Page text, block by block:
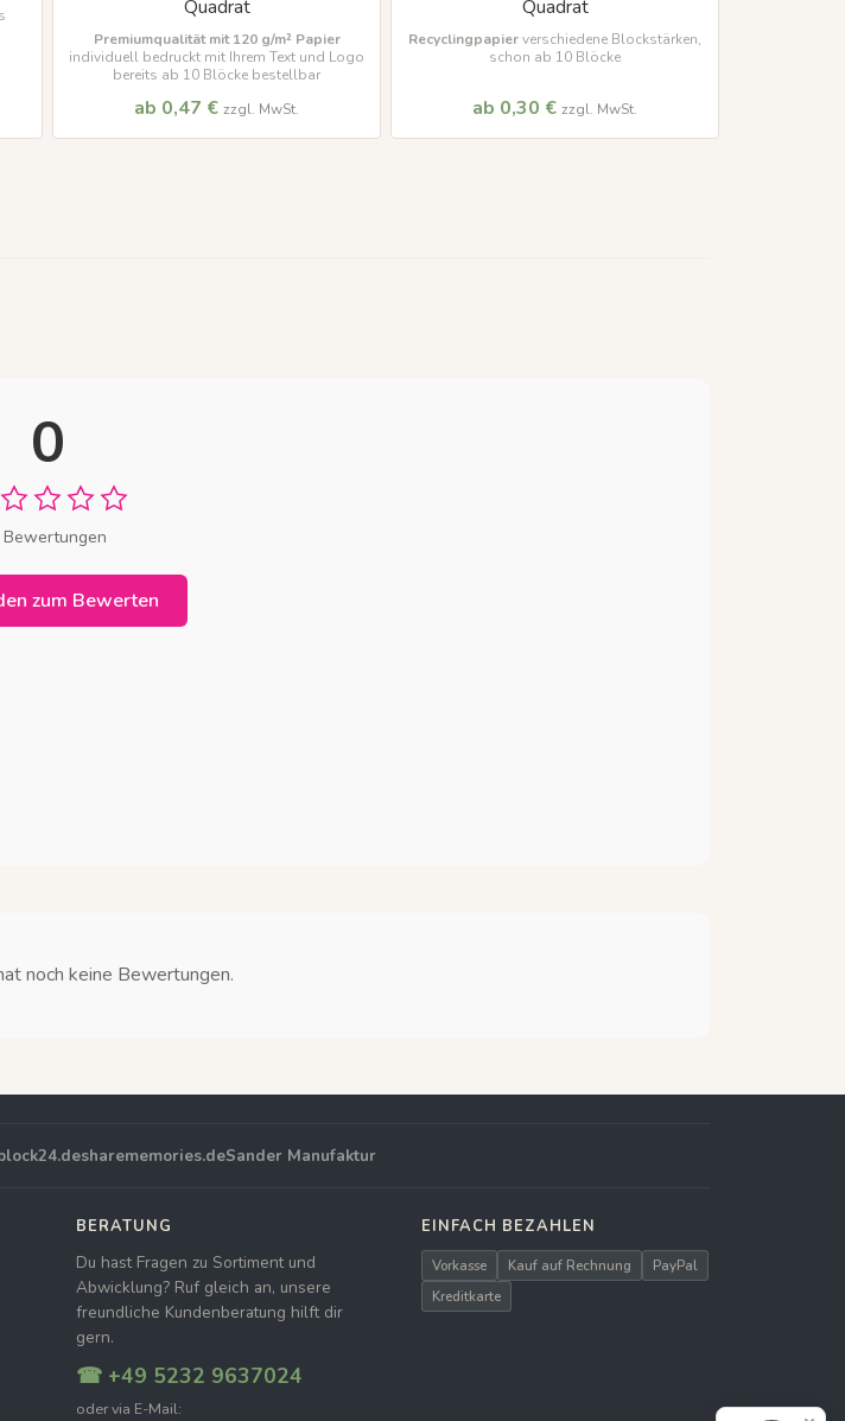
Quadrat
Premiumqualität mit 120 g/m² Papier
individuell bedruckt mit Ihrem Text und Logo
bereits ab 10 Blöcke bestellbar
ab 0,47 € zzgl. MwSt.
Quadrat
Recyclingpapierverschiedene Blockstärken,
schon ab 10 Blöcke
ab 0,30 € zzgl. MwSt.
0
Bewertungen
zum Bewerten
noch keine Bewertungen.
sharememories.deSander Manufaktur
BERATUNG
Du hast Fragen zu Sortiment und
Abwicklung? Ruf gleich an, unsere
freundliche Kundenberatung hilft dir
gern.
☎ +49 5232 9637024
oder via E-Mail:
EINFACH BEZAHLEN
Vorkasse Kauf auf Rechnung
PayPal
Kreditkarte